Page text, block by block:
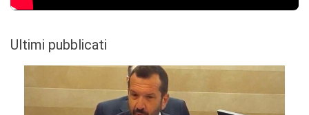
Ultimi pubblicati